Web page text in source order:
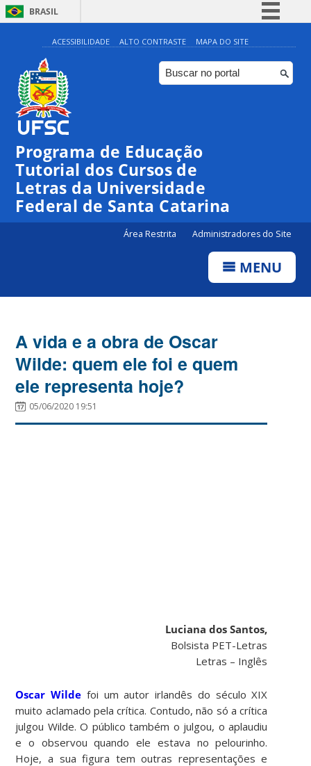
BRASIL
Simplifique!
Comunica BR
Participe
ACESSIBILIDADE ALTO CONTRASTE MAPA DO SITE
Programa de Educação
Tutorial dos Cursos de
Letras da Universidade
Federal de Santa Catarina
Área Restrita Administradores do Site
MENU
A vida e a obra de Oscar
Wilde: quem ele foi e quem
ele representa hoje?
05/06/2020 19:51
Luciana dos Santos,
Bolsista PET-Letras
Letras – Inglês
Oscar Wilde foi um autor irlandês do século XIX
muito aclamado pela crítica. Contudo, não só a crítica
julgou Wilde. O público também o julgou, o aplaudiu
e o observou quando ele estava no pelourinho.
Hoje, a sua figura tem outras representações e